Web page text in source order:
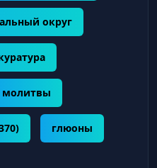
округ
молитвы
глюоны